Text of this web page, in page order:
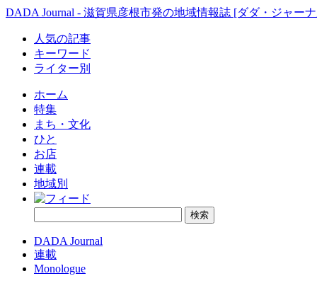
DADA Journal - 滋賀県彦根市発の地域情報誌 [ダダ・ジャー
人気の記事
キーワード
ライター別
ホーム
特集
まち・文化
ひと
お店
連載
地域別
DADA Journal
連載
Monologue